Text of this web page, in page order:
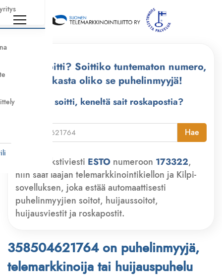
Kuka soitti? Soittiko tuntematon numero,
tarkasta oliko se puhelinmyyjä!
Kuka soitti, keneltä sait roskapostia?
Hae
Lähetä tekstiviesti ESTO numeroon 173322,
niin saat laajan telemarkkinointikiellon ja Kilpi-
sovelluksen, joka estää automaattisesti
puhelinmyyjien soitot, huijaussoitot,
huijausviestit ja roskapostit.
358504621764 on puhelinmyyjä,
telemarkkinoija tai huijauspuhelu